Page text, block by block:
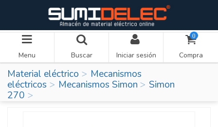
Menu Buscar Iniciar sesión
0
Compra
Material eléctrico
Mecanismos
eléctricos
Mecanismos Simon
Simon
270